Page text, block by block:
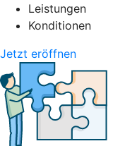
Leistungen
Konditionen
Jetzt eröffnen